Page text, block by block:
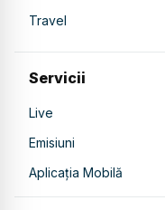
Travel
Servicii
Live
Emisiuni
Aplicația Mobilă